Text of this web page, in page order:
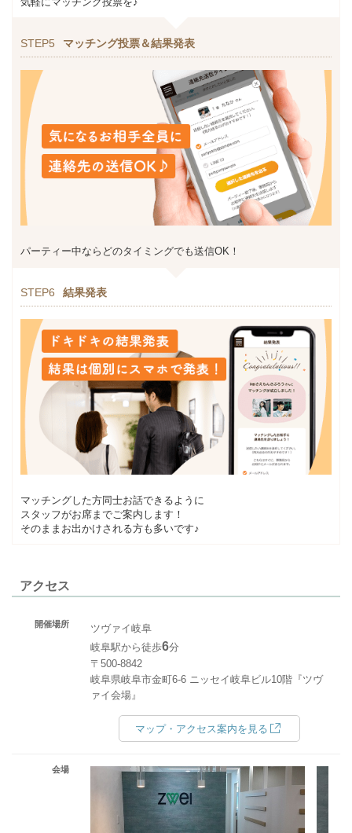
STEP5 マッチング投票＆結果発表
パーティー中ならどのタイミングでも送信OK！
STEP6 結果発表
マッチングした方同士お話できるように
スタッフがお席までご案内します！
そのままお出かけされる方も多いです♪
アクセス
開催場所
ツヴァイ岐阜
岐阜駅から徒歩6分
〒500-8842
岐阜県岐阜市金町6-6 ニッセイ岐阜ビル10階『ツヴ
ァイ会場』
マップ・アクセス案内を見る
会場